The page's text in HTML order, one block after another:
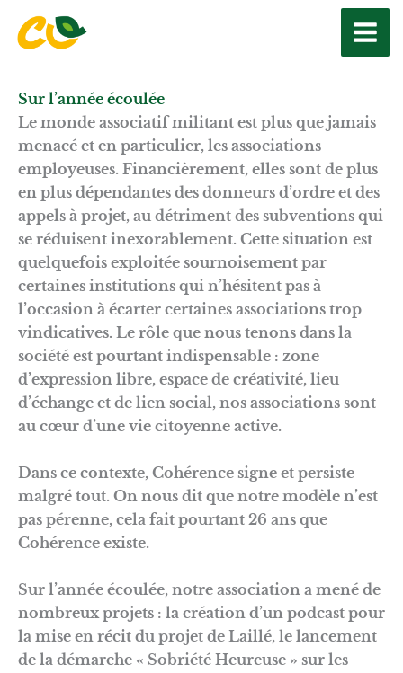
Sur l’année écoulée
Le monde associatif militant est plus que jamais
menacé et en particulier, les associations
employeuses. Financièrement, elles sont de plus
en plus dépendantes des donneurs d’ordre et des
appels à projet, au détriment des subventions qui
se réduisent inexorablement. Cette situation est
quelquefois exploitée sournoisement par
certaines institutions qui n’hésitent pas à
l’occasion à écarter certaines associations trop
vindicatives. Le rôle que nous tenons dans la
société est pourtant indispensable : zone
d’expression libre, espace de créativité, lieu
d’échange et de lien social, nos associations sont
au cœur d’une vie citoyenne active.
Dans ce contexte, Cohérence signe et persiste
malgré tout. On nous dit que notre modèle n’est
pas pérenne, cela fait pourtant 26 ans que
Cohérence existe.
Sur l’année écoulée, notre association a mené de
nombreux projets : la création d’un podcast pour
la mise en récit du projet de Laillé, le lancement
de la démarche « Sobriété Heureuse » sur les